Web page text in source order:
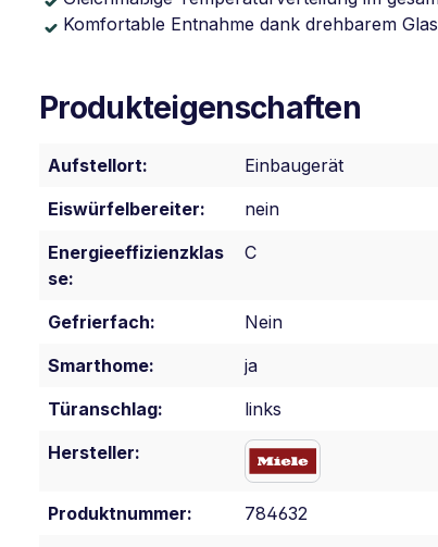
Komfortable Entnahme dank drehbarem
Produkteigenschaften
Aufstellort:
Einbaugerät
Eiswürfelbereiter:
nein
Energieeffizienzklas
se:
C
Gefrierfach:
Nein
Smarthome:
ja
Türanschlag:
links
Hersteller:
Produktnummer:
784632